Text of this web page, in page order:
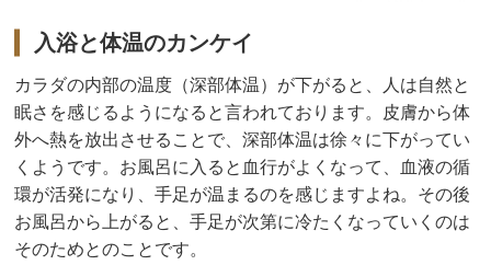
入浴と体温のカンケイ
カラダの内部の温度（深部体温）が下がると、人は自然と
眠さを感じるようになると言われております。皮膚から体
外へ熱を放出させることで、深部体温は徐々に下がってい
くようです。お風呂に入ると血行がよくなって、血液の循
環が活発になり、手足が温まるのを感じますよね。その後
お風呂から上がると、手足が次第に冷たくなっていくのは
そのためとのことです。